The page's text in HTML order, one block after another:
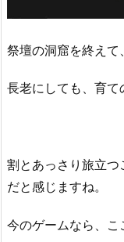
祭壇の洞窟を終えて
長老にしても、育て
割とあっさり旅立つ
だと感じますね。
今のゲームなら、こ